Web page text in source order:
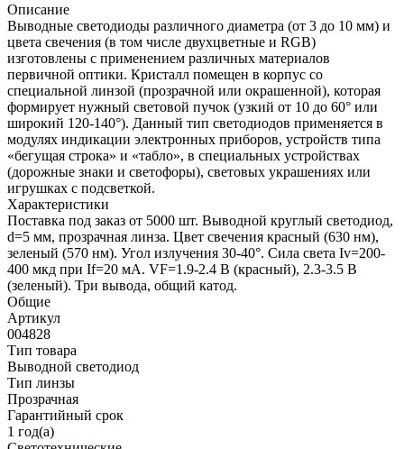
Описание
Выводные светодиоды различного диаметра (от 3 до 10 мм) и
цвета свечения (в том числе двухцветные и RGB)
изготовлены с применением различных материалов
первичной оптики. Кристалл помещен в корпус со
специальной линзой (прозрачной или окрашенной), которая
формирует нужный световой пучок (узкий от 10 до 60° или
широкий 120-140°). Данный тип светодиодов применяется в
модулях индикации электронных приборов, устройств типа
«бегущая строка» и «табло», в специальных устройствах
(дорожные знаки и светофоры), световых украшениях или
игрушках с подсветкой.
Характеристики
Поставка под заказ от 5000 шт. Выводной круглый светодиод,
d=5 мм, прозрачная линза. Цвет свечения красный (630 нм),
зеленый (570 нм). Угол излучения 30-40°. Сила света Iv=200-
400 мкд при If=20 мА. VF=1.9-2.4 В (красный), 2.3-3.5 В
(зеленый). Три вывода, общий катод.
Общие
Артикул
004828
Тип товара
Выводной светодиод
Тип линзы
Прозрачная
Гарантийный срок
1 год(а)